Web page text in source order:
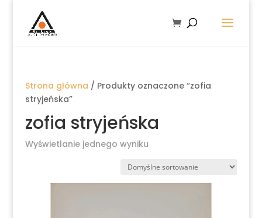
Strona główna / Produkty oznaczone “zofia
stryjeńska”
zofia stryjeńska
Wyświetlanie jednego wyniku